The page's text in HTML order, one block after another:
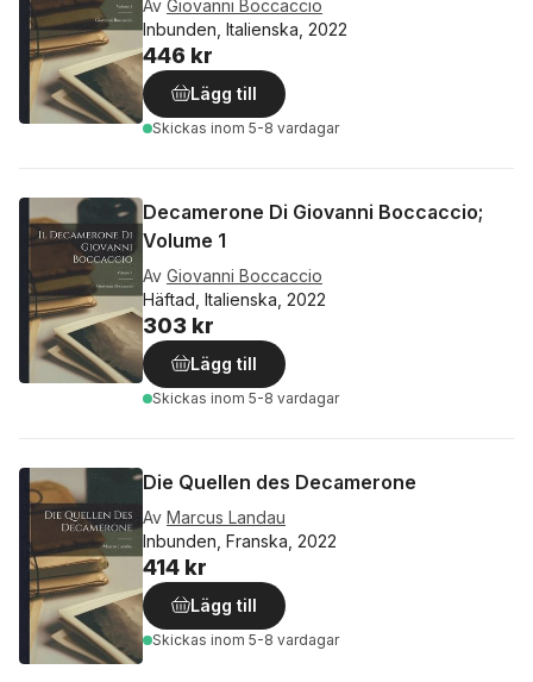
Av Giovanni Boccaccio
Inbunden, Italienska, 2022
446 kr
Lägg till
Skickas inom 5-8 vardagar
Decamerone Di Giovanni Boccaccio;
Volume 1
Av Giovanni Boccaccio
Häftad, Italienska, 2022
303 kr
Lägg till
Skickas inom 5-8 vardagar
Die Quellen des Decamerone
Av Marcus Landau
Inbunden, Franska, 2022
414 kr
Lägg till
Skickas inom 5-8 vardagar